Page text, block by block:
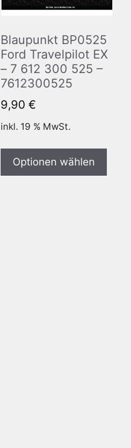
Blaupunkt BP0525
Ford Travelpilot EX
– 7 612 300 525 –
7612300525
9,90 €
inkl. 19 % MwSt.
Optionen wählen